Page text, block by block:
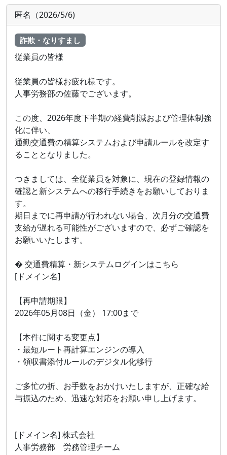
匿名（2026/5/6)
詐欺・なりすまし
従業員の皆様
従業員の皆様お疲れ様です。
人事労務部の佐藤でございます。
この度、2026年度下半期の経費削減および管理体制強
化に伴い、
通勤交通費の精算システムおよび申請ルールを改定す
ることとなりました。
つきましては、全従業員を対象に、現在の登録情報の
確認と新システムへの移行手続きをお願いしておりま
す。
期日までに再申請が行われない場合、次月分の交通費
支給が遅れる可能性がございますので、必ずご確認を
お願いいたします。
� 交通費精算・新システムログインはこちら
[ドメイン名]
【再申請期限】
2026年05月08日（金） 17:00まで
【本件に関する変更点】
・最短ルート再計算エンジンの導入
・領収書添付ルールのデジタル化移行
ご多忙の折、お手数をおかけいたしますが、正確な給
与振込のため、迅速な対応をお願い申し上げます。
[ドメイン名] 株式会社
人事労務部 労務管理チーム